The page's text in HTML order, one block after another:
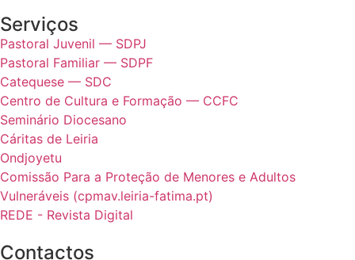
Serviços
Pastoral Juvenil — SDPJ
Pastoral Familiar — SDPF
Catequese — SDC
Centro de Cultura e Formação — CCFC
Seminário Diocesano
Cáritas de Leiria
Ondjoyetu
Comissão Para a Proteção de Menores e Adultos
Vulneráveis (cpmav.leiria-fatima.pt)
REDE - Revista Digital
Contactos